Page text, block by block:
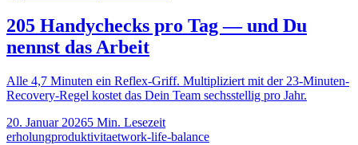
205 Handychecks pro Tag — und Du
nennst das Arbeit
Alle 4,7 Minuten ein Reflex-Griff. Multipliziert mit der 23-Minuten-
Recovery-Regel kostet das Dein Team sechsstellig pro Jahr.
20. Januar 20265 Min. Lesezeit
erholungproduktivitaetwork-life-balance